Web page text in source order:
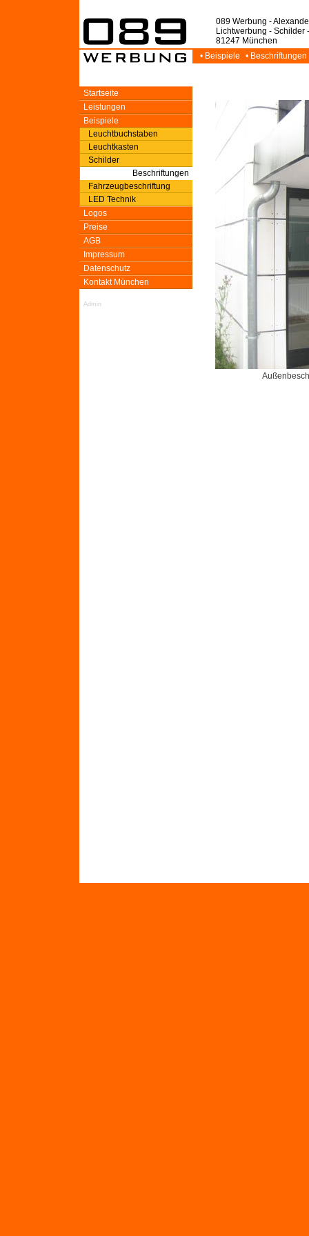
• Beispiele • Beschriftungen
Startseite
Leistungen
Beispiele
Leuchtbuchstaben
Leuchtkasten
Schilder
Beschriftungen
Fahrzeugbeschriftung
LED Technik
Logos
Preise
AGB
Impressum
Datenschutz
Kontakt München
Admin
089 Werbung -
Lichtwerbung - Schilder
81247 München